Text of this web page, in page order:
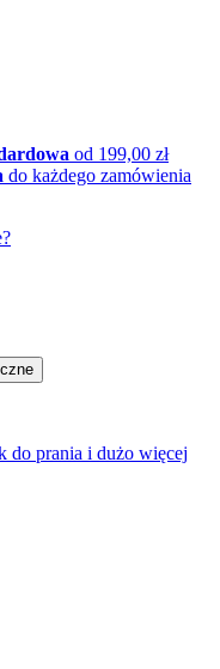
od 199,00 zł
do każdego zamówienia
do prania i dużo więcej